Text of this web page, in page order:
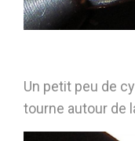
Un petit peu de
tourne autour de